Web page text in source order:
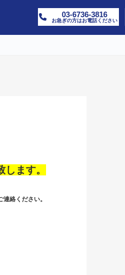
03-6736-3816
お急ぎの方はお電話ください
ます。
連絡ください。